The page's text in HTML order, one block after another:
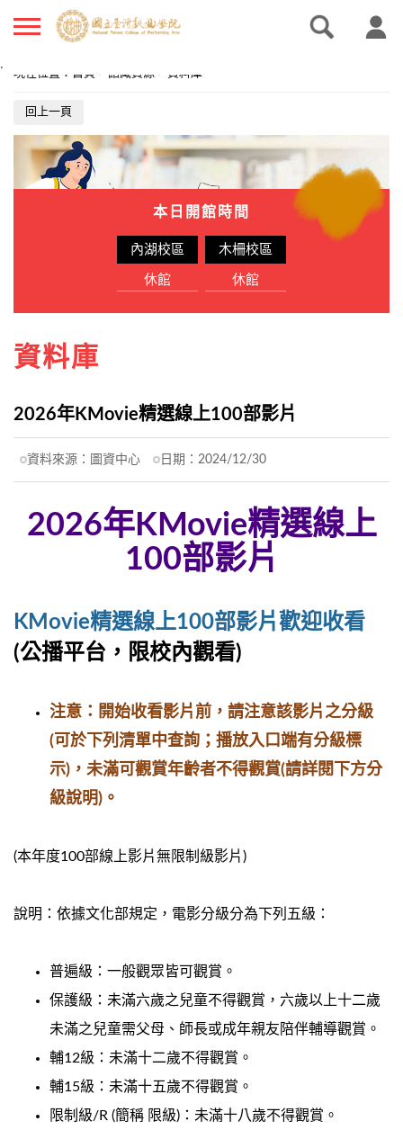
.
現在位置 ： 首頁 > 館藏資源 > 資料庫
回上一頁
本日開館時間
內湖校區
休館
木柵校區
休館
資料庫
2026年KMovie精選線上100部影片
資料來源： 圖資中心 日期： 2024/12/30
2026年KMovie精選線上
100部影片
KMovie精選線上100部影片歡迎收看
(公播平台，限校內觀看)
注意：開始收看影片前，請注意該影片之分級
(可於下列清單中查詢；播放入口端有分級標
示)， 未滿可觀賞年齡者不得觀賞(請詳閱下方分
級說明)。
(本年度100部線上影片無限制級影片)
說明：依據文化部規定，電影分級分為下列五級：
普遍級：一般觀眾皆可觀賞。
保護級：未滿六歲之兒童不得觀賞，六歲以上十二歲
未滿之兒童需父母、師長或成年親友陪伴輔導觀賞。
輔12級：未滿十二歲不得觀賞。
輔15級：未滿十五歲不得觀賞。
限制級/R (簡稱 限級)：未滿十八歲不得觀賞。